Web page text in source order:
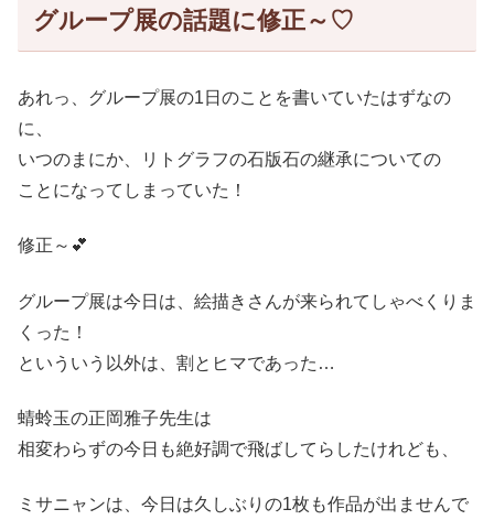
グループ展の話題に修正～♡
あれっ、グループ展の1日のことを書いていたはずなの
に、
いつのまにか、リトグラフの石版石の継承についての
ことになってしまっていた！
修正～💕
グループ展は今日は、絵描きさんが来られてしゃべくりま
くった！
といういう以外は、割とヒマであった…
蜻蛉玉の正岡雅子先生は
相変わらずの今日も絶好調で飛ばしてらしたけれども、
ミサニャンは、今日は久しぶりの1枚も作品が出ませんで